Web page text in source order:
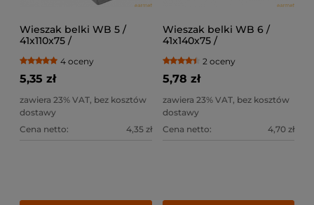
Wieszak belki WB 5 /
41x110x75 /
4 oceny
5,35 zł
zawiera 23% VAT, bez kosztów
dostawy
Cena netto:
4,35 zł
Wieszak belki WB 6 /
41x140x75 /
2 oceny
5,78 zł
zawiera 23% VAT, bez kosztów
dostawy
Cena netto:
4,70 zł